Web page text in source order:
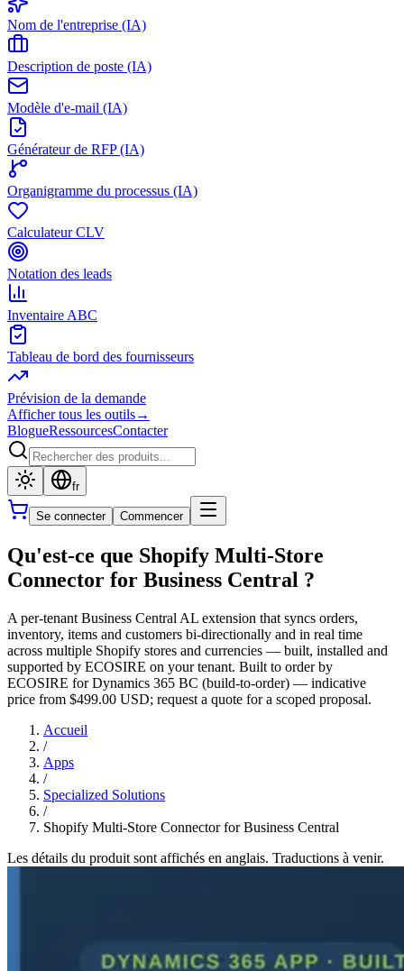
Nom de l'entreprise (IA)
Description de poste (IA)
Modèle d'e-mail (IA)
Générateur de RFP (IA)
Organigramme du processus (IA)
Calculateur CLV
Notation des leads
Inventaire ABC
Tableau de bord des fournisseurs
Prévision de la demande
Afficher tous les outils→
BlogueRessourcesContacter
fr
Se connecter Commencer
Qu'est-ce que Shopify Multi-Store
Connector for Business Central ?
A per-tenant Business Central AL extension that syncs orders,
inventory, items and customers bi-directionally and in real time
across multiple Shopify stores and currencies — built, installed and
supported by ECOSIRE on your tenant. Built to order by
ECOSIRE for Dynamics 365 BC (build-to-order) — indicative
price from $499.00 USD; request a quote for a scoped proposal.
Accueil
/
Apps
/
Specialized Solutions
/
Shopify Multi-Store Connector for Business Central
Les détails du produit sont affichés en anglais. Traductions à venir.